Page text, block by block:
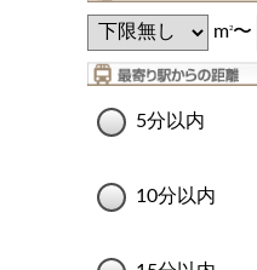
m2〜
5分以内
10分以内